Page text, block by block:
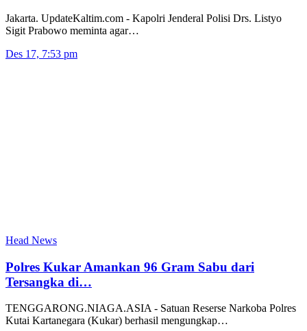
Jakarta. UpdateKaltim.com - Kapolri Jenderal Polisi Drs. Listyo
Sigit Prabowo meminta agar…
Des 17, 7:53 pm
Head News
Polres Kukar Amankan 96 Gram Sabu dari
Tersangka di…
TENGGARONG.NIAGA.ASIA - Satuan Reserse Narkoba Polres
Kutai Kartanegara (Kukar) berhasil mengungkap…